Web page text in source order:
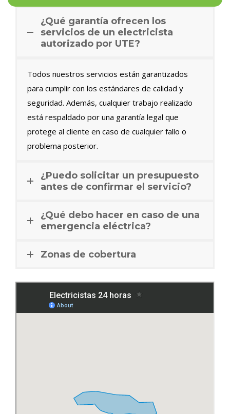
¿Qué garantía ofrecen los
servicios de un electricista
autorizado por UTE?
Todos nuestros servicios están garantizados
para cumplir con los estándares de calidad y
seguridad. Además, cualquier trabajo realizado
está respaldado por una garantía legal que
protege al cliente en caso de cualquier fallo o
problema posterior.
¿Puedo solicitar un presupuesto
antes de confirmar el servicio?
¿Qué debo hacer en caso de una
emergencia eléctrica?
Zonas de cobertura